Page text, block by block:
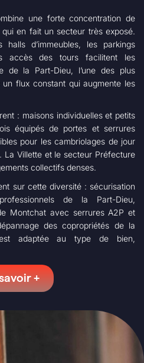
une forte concentration de
en fait un secteur très exposé.
d’immeubles, les parkings
accès des tours facilitent les
de la Part-Dieu, l’une des plus
un flux constant qui augmente les
: maisons individuelles et petits
équipés de portes et serrures
pour les cambriolages de jour
La Villette et le secteur Préfecture
collectifs denses.
sur cette diversité : sécurisation
de la Part-Dieu,
Montchat avec serrures A2P et
des copropriétés de la
adaptée au type de bien,
+